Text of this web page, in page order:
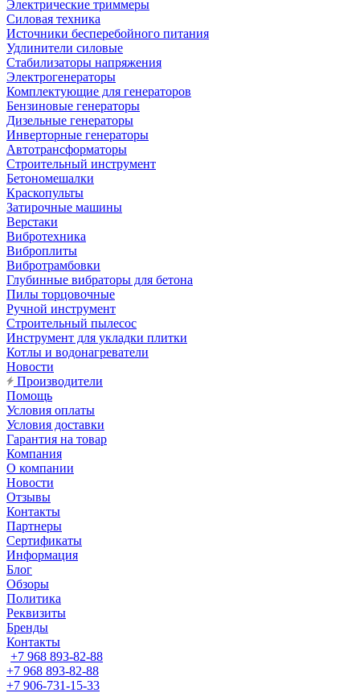
Электрические триммеры
Силовая техника
Источники бесперебойного питания
Удлинители силовые
Стабилизаторы напряжения
Электрогенераторы
Комплектующие для генераторов
Бензиновые генераторы
Дизельные генераторы
Инверторные генераторы
Автотрансформаторы
Строительный инструмент
Бетономешалки
Краскопульты
Затирочные машины
Верстаки
Вибротехника
Виброплиты
Вибротрамбовки
Глубинные вибраторы для бетона
Пилы торцовочные
Ручной инструмент
Строительный пылесос
Инструмент для укладки плитки
Котлы и водонагреватели
Новости
Производители
Помощь
Условия оплаты
Условия доставки
Гарантия на товар
Компания
О компании
Новости
Отзывы
Контакты
Партнеры
Сертификаты
Информация
Блог
Обзоры
Политика
Реквизиты
Бренды
Контакты
+7 968 893-82-88
+7 968 893-82-88
+7 906-731-15-33